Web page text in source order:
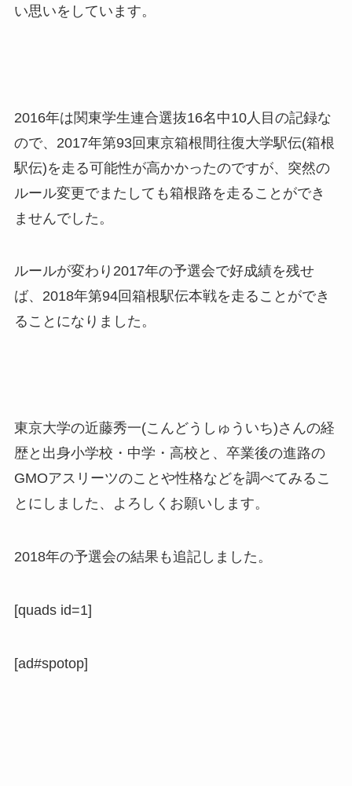
い思いをしています。
2016年は関東学生連合選抜16名中10人目の記録な
ので、2017年第93回東京箱根間往復大学駅伝(箱根
駅伝)を走る可能性が高かかったのですが、突然の
ルール変更でまたしても箱根路を走ることができ
ませんでした。
ルールが変わり2017年の予選会で好成績を残せ
ば、2018年第94回箱根駅伝本戦を走ることができ
ることになりました。
東京大学の近藤秀一(こんどうしゅういち)さんの経
歴と出身小学校・中学・高校と、卒業後の進路の
GMOアスリーツのことや性格などを調べてみるこ
とにしました、よろしくお願いします。
2018年の予選会の結果も追記しました。
[quads id=1]
[ad#spotop]